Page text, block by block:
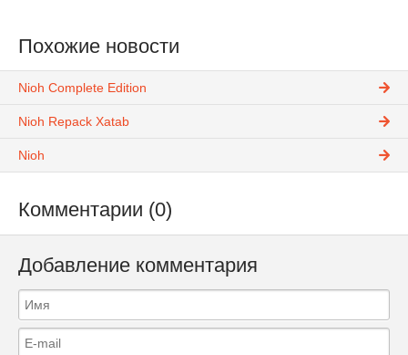
Похожие новости
Nioh Complete Edition
Nioh Repack Xatab
Nioh
Комментарии (0)
Добавление комментария